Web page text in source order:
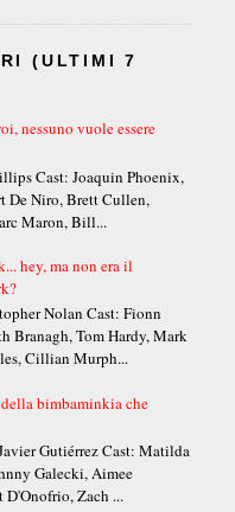
(ULTIMI 7
nessuno vuole essere
Cast: Joaquin Phoenix,
De Niro, Brett Cullen,
Maron, Bill...
hey, ma non era il
Nolan Cast: Fionn
Branagh, Tom Hardy, Mark
Cillian Murph...
bimbaminkia che
Gutiérrez Cast: Matilda
Galecki, Aimee
D'Onofrio, Zach ...